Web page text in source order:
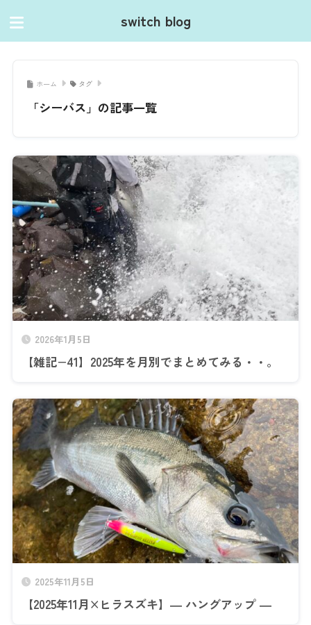
switch blog
ホーム タグ
「シーバス」の記事一覧
2026年1月5日
【雑記−41】2025年を月別でまとめてみる・・。
2025年11月5日
【2025年11月×ヒラスズキ】― ハングアップ ―